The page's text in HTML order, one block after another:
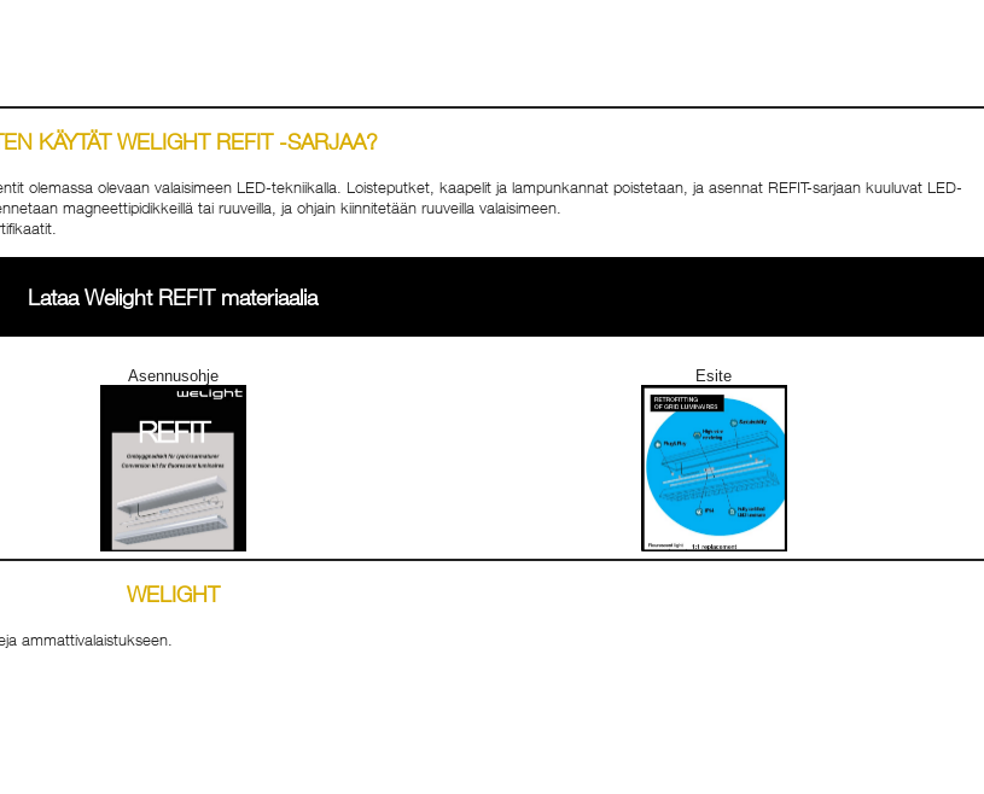
KÄYTÄT WELIGHT REFIT -SARJAA?
olemassa olevaan valaisimeen LED-tekniikalla. Loisteputket, kaapelit ja lampunkannat poistetaan, ja asennat REFIT-sarjaan kuuluvat LED-
magneettipidikkeillä tai ruuveilla, ja ohjain kiinnitetään ruuveilla valaisimeen.
Lataa Welight REFIT materiaalia
Asennusohje Esite
WELIGHT
ammattivalaistukseen.